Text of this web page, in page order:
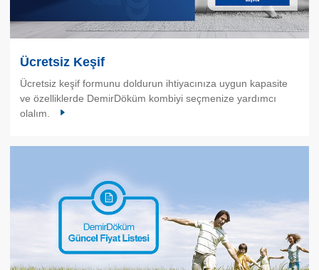
Ücretsiz Keşif
Ücretsiz keşif formunu doldurun ihtiyacınıza uygun kapasite
ve özelliklerde DemirDöküm kombiyi seçmenize yardımcı
olalım.